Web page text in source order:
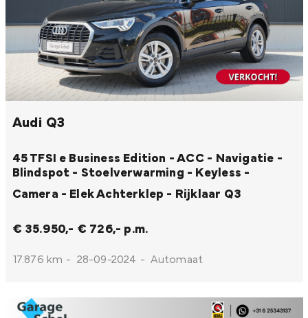
Audi Q3
45 TFSI e Business Edition - ACC - Navigatie -
Blindspot - Stoelverwarming - Keyless -
Camera - Elek Achterklep - Rijklaar Q3
€ 35.950,- € 726,- p.m.
17.876 km - 28-09-2024 - Automaat